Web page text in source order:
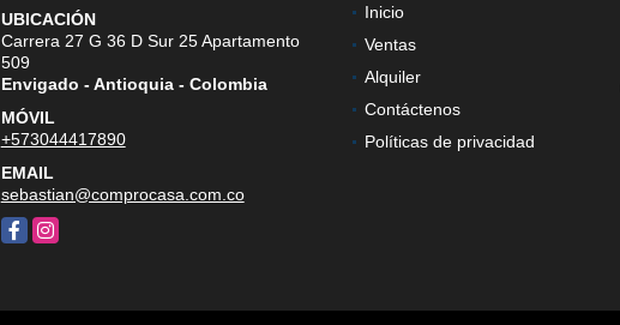
UBICACIÓN
Carrera 27 G 36 D Sur 25 Apartamento
509
Envigado - Antioquia - Colombia
MÓVIL
+573044417890
EMAIL
sebastian@comprocasa.com.co
FacebookInstagram
Inicio
Ventas
Alquiler
Contáctenos
Políticas de privacidad